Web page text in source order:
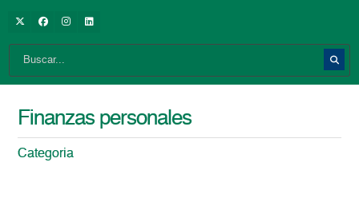
Finanzas personales
Categoria